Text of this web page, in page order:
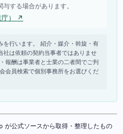
する場合があります。
庁） ↗
行います。 紹介・媒介・斡旋・有
社は依頼の契約当事者ではありませ
報酬は事業者と士業の二者間でご判
会員検索で個別事務所をお選びくだ
が公式ソースから取得・整理したもの